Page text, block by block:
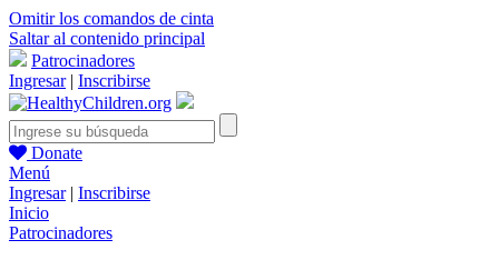
Omitir los comandos de cinta
Saltar al contenido principal
Patrocinadores
Ingresar| Inscribirse
Donate
Menú
Ingresar| Inscribirse
Inicio
Patrocinadores